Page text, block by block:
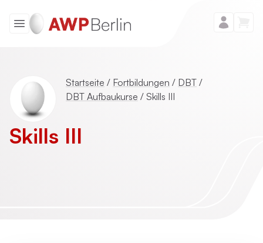
Startseite / Fortbildungen / DBT /
DBT Aufbaukurse / Skills III
Skills III